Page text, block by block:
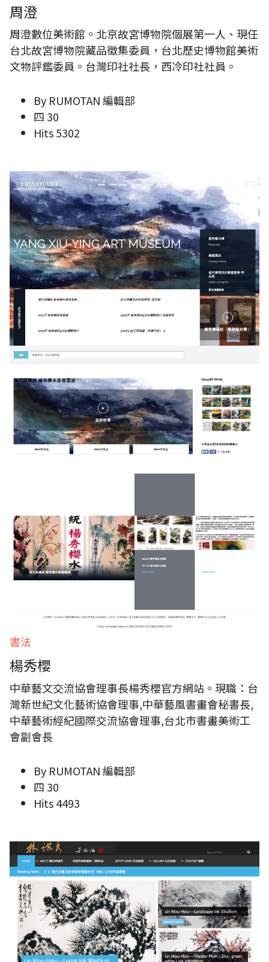
周澄
周澄數位美術館。北京故宮博物院個展第一人、現任
台北故宮博物院藏品徵集委員，台北歷史博物館美術
文物評鑑委員。台灣印社社長，西冷印社社員。
By RUMOTAN 編輯部
四 30
Hits5302
書法
楊秀櫻
中華藝文交流協會理事長楊秀櫻官方網站。現職：台
灣新世紀文化藝術協會理事,中華藝風書畫會秘書長,
中華藝術經紀國際交流協會理事,台北市書畫美術工
會副會長
By RUMOTAN 編輯部
四 30
Hits4493